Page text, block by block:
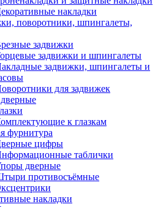
накладки
поворотники, шпингалеты,
задвижки
задвижки и шпингалеты
задвижки, шпингалеты и
для задвижек
к глазкам
фурнитура
цифры
таблички
дверные
противосъёмные
накладки